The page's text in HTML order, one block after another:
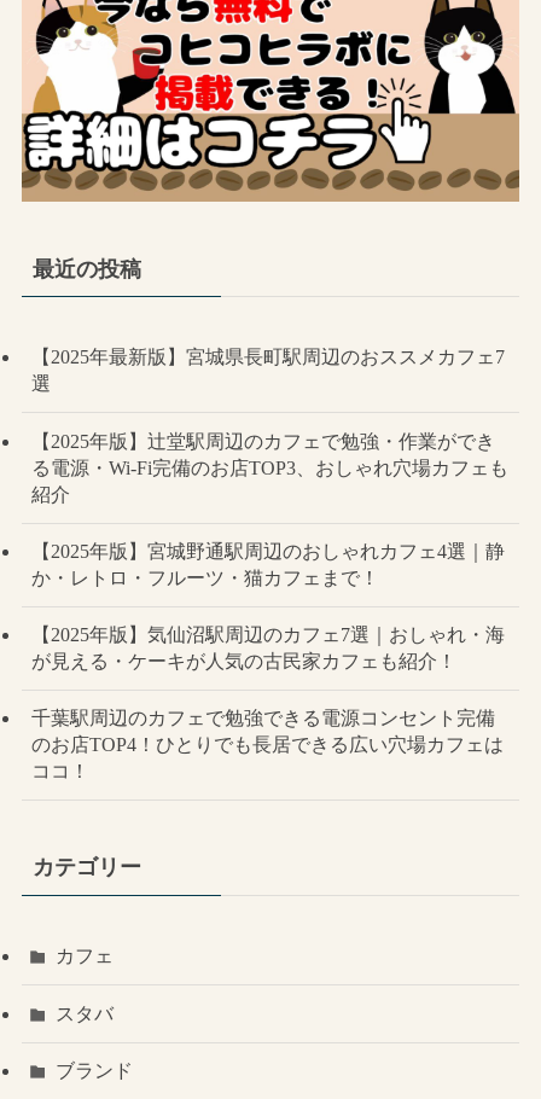
最近の投稿
【2025年最新版】宮城県長町駅周辺のおススメカフェ7
選
【2025年版】辻堂駅周辺のカフェで勉強・作業ができ
る電源・Wi-Fi完備のお店TOP3、おしゃれ穴場カフェも
紹介
【2025年版】宮城野通駅周辺のおしゃれカフェ4選｜静
か・レトロ・フルーツ・猫カフェまで！
【2025年版】気仙沼駅周辺のカフェ7選｜おしゃれ・海
が見える・ケーキが人気の古民家カフェも紹介！
千葉駅周辺のカフェで勉強できる電源コンセント完備
のお店TOP4！ひとりでも長居できる広い穴場カフェは
ココ！
カテゴリー
カフェ
スタバ
ブランド